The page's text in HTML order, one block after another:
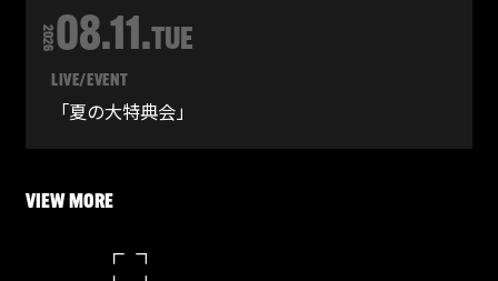
VIEW MORE
202608.11.TUE
「夏の大特典会」
LIVE/EVENT